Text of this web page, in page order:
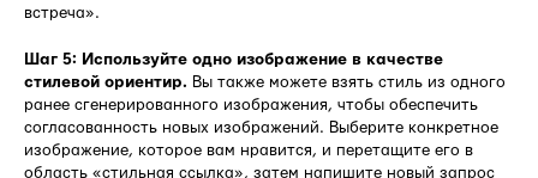
встреча».
Шаг 5: Используйте одно изображение в качестве
стилевой ориентир. Вы также можете взять стиль из одного
ранее сгенерированного изображения, чтобы обеспечить
согласованность новых изображений. Выберите конкретное
изображение, которое вам нравится, и перетащите его в
область «стильная ссылка», затем напишите новый запрос